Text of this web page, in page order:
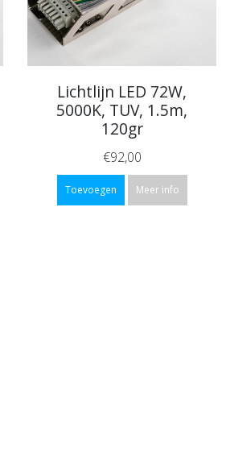
Lichtlijn LED 72W,
5000K, TUV, 1.5m,
120gr
€92,00
Toevoegen Meer info